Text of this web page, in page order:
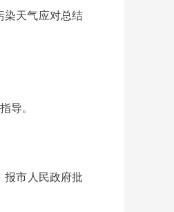
染天气应对总结
导。
报市人民政府批